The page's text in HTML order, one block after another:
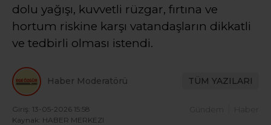
dolu yağışı, kuvvetli rüzgar, fırtına ve
hortum riskine karşı vatandaşların dikkatli
ve tedbirli olması istendi.
Haber Moderatörü TÜM YAZILARI
Giriş: 13-05-2026 15:58
Kaynak: HABER MERKEZI
Gündem Haber